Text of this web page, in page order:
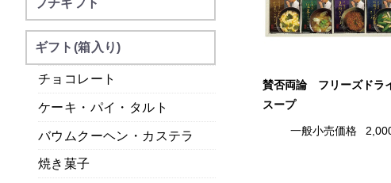
賛否両論 フリーズドラ
スープ
一般小売価格
プチギフト
ギフト(箱入り)
チョコレート
ケーキ・パイ・タルト
バウムクーヘン・カステラ
焼き菓子